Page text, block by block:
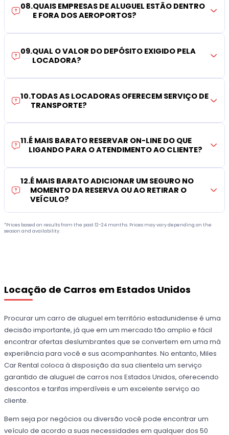
08.QUAIS EMPRESAS DE ALUGUEL ESTÃO DENTRO
E FORA DOS AEROPORTOS?
09.QUAL O VALOR DO DEPÓSITO EXIGIDO PELA
LOCADORA?
10.TODAS AS LOCADORAS OFERECEM SERVIÇO DE
TRANSPORTE?
11.É MAIS BARATO RESERVAR ON-LINE DO QUE
LIGANDO PARA O ATENDIMENTO AO CLIENTE?
12.É MAIS BARATO ADICIONAR UM SEGURO NO
MOMENTO DA RESERVA OU AO RETIRAR O
VEÍCULO?
*Prices based on results from the past 12-24 months. Prices may vary depending on the
season and availability.
Locação de Carros em Estados Unidos
Procurar um carro de aluguel em território estadunidense é uma
decisão importante, já que em um mercado tão amplio e fácil
encontrar ofertas deslumbrantes que se convertem em uma má
experiência para você e sus acompanhantes. No entanto, Miles
Car Rental coloca à disposição da sua clientela um serviço
garantido de aluguel de carros nos Estados Unidos, oferecendo
descontos e tarifas imperdíveis e um excelente serviço ao
cliente.
Bem seja por negócios ou diversão você pode encontrar um
veículo de acordo a suas necessidades em qualquer dos 50